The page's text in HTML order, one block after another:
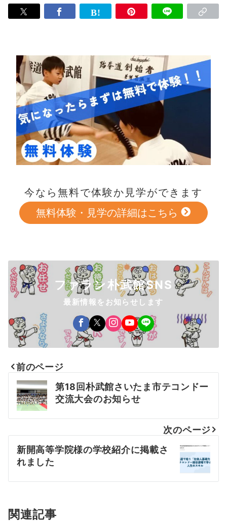
今なら無料で体験か見学ができます
無料体験・見学の詳細はこちら
ファラン朴武館SNS
最新情報をお知らせします
投
稿
ナ
ビ
ゲ
ョ
前のページ
第18回朴武館さいたま市テコンドー
交流大会のお知らせ
次のページ
新開高等学院様の学校紹介に掲載さ
れました
関連記事